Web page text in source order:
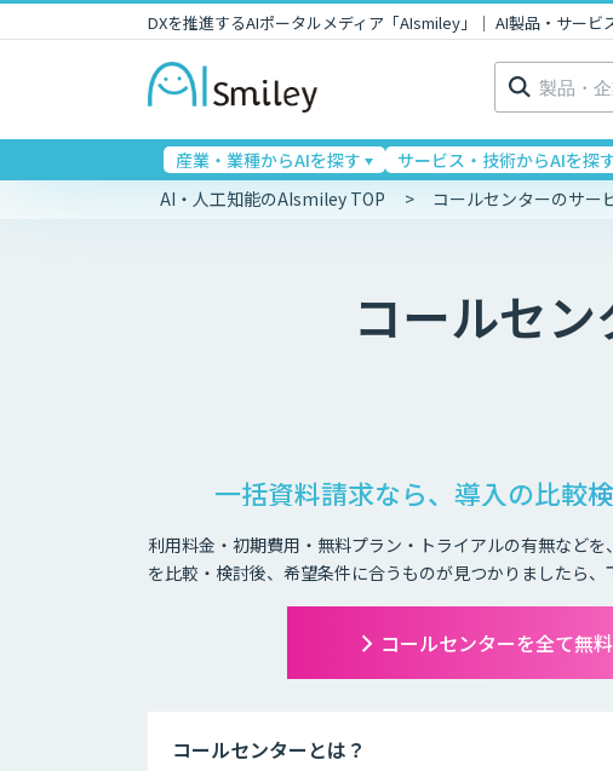
DXを推進するAIポータルメディア「AIsmiley」｜ AI製品・サービ
検
索:
産業・業種からAIを探す サービス・技術からAIを探
AI・人工知能のAIsmiley TOP コールセンターのサー
コールセン
一括資料請求なら、導入の比較
利用料金・初期費用・無料プラン・トライアルの有無など
を比較・検討後、希望条件に合うものが見つかりましたら、
コールセンターを全て無
コールセンターとは？